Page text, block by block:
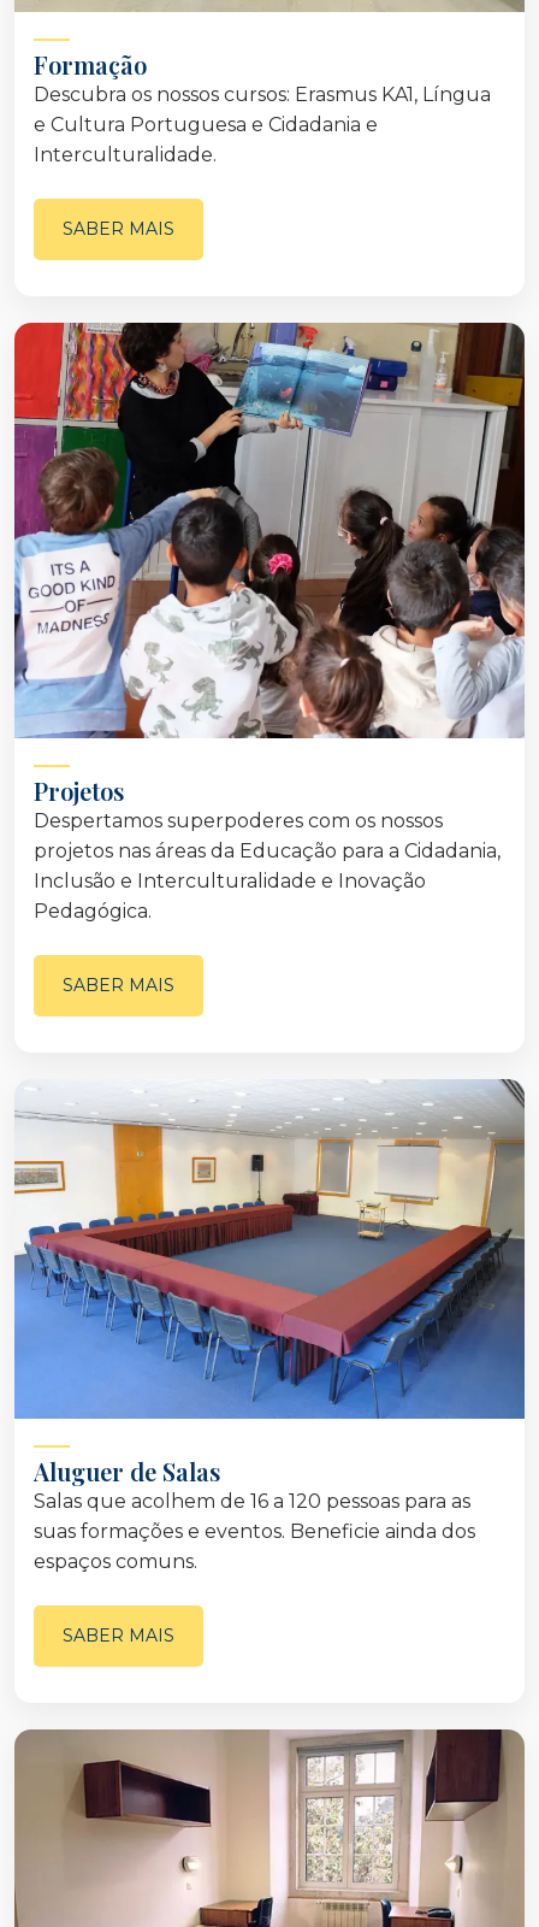
Formação
Descubra os nossos cursos: Erasmus KA1, Língua
e Cultura Portuguesa e Cidadania e
Interculturalidade.
SABER MAIS
Projetos
Despertamos superpoderes com os nossos
projetos nas áreas da Educação para a Cidadania,
Inclusão e Interculturalidade e Inovação
Pedagógica.
SABER MAIS
Aluguer de Salas
Salas que acolhem de 16 a 120 pessoas para as
suas formações e eventos. Beneficie ainda dos
espaços comuns.
SABER MAIS